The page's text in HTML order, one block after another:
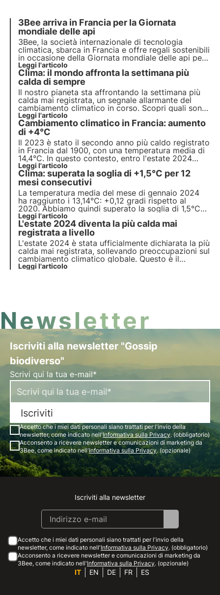
3Bee arriva in Francia per la Giornata
mondiale delle api
3Bee, la società internazionale di tecnologia
climatica, sbarca in Francia e offre regali sostenibili
in occasione della Giornata mondiale delle api per
proteggere gli impollinatori e fare del bene agli
ecosistemi attraverso la tecnologia.
Leggi l'articolo
Clima: il mondo affronta la settimana più
calda di sempre
Il nostro pianeta sta affrontando la settimana più
calda mai registrata, un segnale allarmante del
cambiamento climatico in corso. Scopri quali sono
le conseguenze sulla biodiversità e quali misure
dobbiamo adottare per preservarla di fronte al
cambiamento climatico.
Leggi l'articolo
Cambiamento climatico in Francia: aumento
di +4°C
Il 2023 è stato il secondo anno più caldo registrato
in Francia dal 1900, con una temperatura media di
14,4°C. In questo contesto, entro l'estate 2024
verrà attivato il “Terzo Piano Nazionale di
Adattamento ai Cambiamenti Climatici”.
Approfondisci le misure del piano in questo
articolo.
Leggi l'articolo
Clima: superata la soglia di +1,5°C per 12
mesi consecutivi
La temperatura media del mese di gennaio 2024
ha raggiunto i 13,14°C: +0,12 gradi rispetto al
2020. Abbiamo quindi superato la soglia di 1,5°C
fissata dall'Accordo di Parigi? Approfondisci in
questo articolo gli studi più recenti e scopri come
il cambiamento climatico impatta sulla biodiversità.
Leggi l'articolo
L'estate 2024 diventa la più calda mai
registrata a livello
L'estate 2024 è stata ufficialmente dichiarata la più
calda mai registrata, sollevando preoccupazioni sul
cambiamento climatico globale. Questo è il
formato 3Bee per le notizie sostenibili in meno di 1
Leggi l'articolo
Newsletter
Iscriviti alla newsletter "Gossip
biodiverso"
Scrivi qui la tua e-mail*
Iscriviti
Accetto che i miei dati personali siano trattati per l'invio della
newsletter, come indicato nell'Informativa sulla Privacy. (obbligatorio)
Acconsento a ricevere newsletter e comunicazioni di marketing da
3Bee, come indicato nell'Informativa sulla Privacy. (opzionale)
Instagram
Facebook
Linkedin
Youtube
Iscriviti alla newsletter
Accetto che i miei dati personali siano trattati per l'invio della
newsletter, come indicato nell'Informativa sulla Privacy. (obbligatorio)
Acconsento a ricevere newsletter e comunicazioni di marketing da
3Bee, come indicato nell'Informativa sulla Privacy. (opzionale)
IT EN DE FR ES